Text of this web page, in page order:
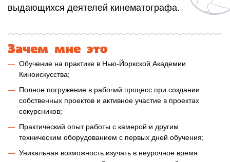
выдающихся деятелей кинематографа.
Зачем мне это
Обучение на практике в Нью-Йоркской Академии
Киноискусства;
Полное погружение в рабочий процесс при создании
собственных проектов и активное участие в проектах
сокурсников;
Практический опыт работы с камерой и другим
техническим оборудованием с первых дней обучения;
Уникальная возможность изучать в неурочное время